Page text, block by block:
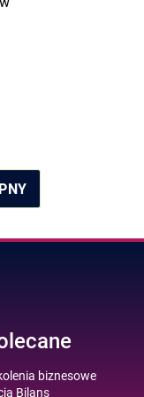
biznesowe
Bilans